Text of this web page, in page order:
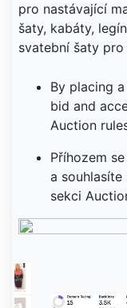
pro nastávající
šaty, kabáty,
svatební šaty
By placing
bid and
Auction
Příhozem
a
sekci